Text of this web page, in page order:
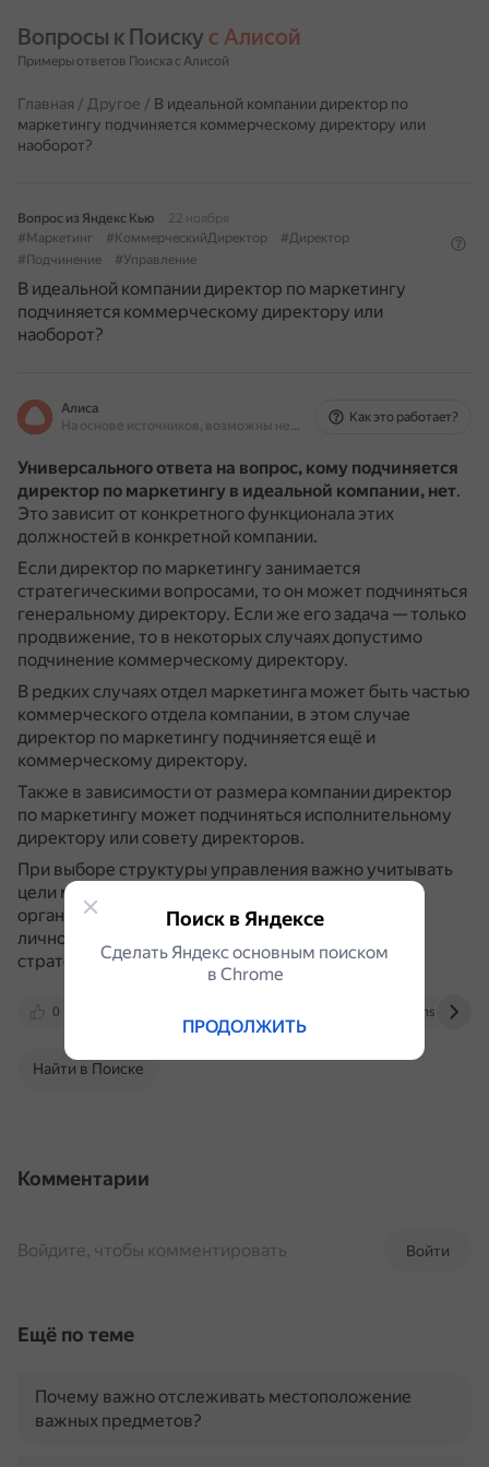
Вопросы к Поиску с Алисой
Примеры ответов Поиска с Алисой
Главная / Другое / В идеальной компании директор по
маркетингу подчиняется коммерческому директору или
наоборот?
Вопрос из Яндекс Кью
22 ноября
#Маркетинг
#КоммерческийДиректор
#Директор
#Подчинение
#Управление
В идеальной компании директор по маркетингу
подчиняется коммерческому директору или
наоборот?
Алиса
На основе источников, возможны неточности
Как это работает?
Универсального ответа на вопрос, кому подчиняется
директор по маркетингу в идеальной компании, нет.
Это зависит от конкретного функционала этих
должностей в конкретной компании.
Если директор по маркетингу занимается
стратегическими вопросами, то он может подчиняться
генеральному директору. Если же его задача — только
продвижение, то в некоторых случаях допустимо
подчинение коммерческому директору.
В редких случаях отдел маркетинга может быть частью
коммерческого отдела компании, в этом случае
директор по маркетингу подчиняется ещё и
коммерческому директору.
Также в зависимости от размера компании директор
по маркетингу может подчиняться исполнительному
директору или совету директоров.
При выборе структуры управления важно учитывать
цели маркетинга на предприятии, особенности
организационной и функциональной структуры,
личностные особенности топ-менеджмента,
стратегические планы компании и другое.
0 marketing.hse.ru
Найти в Поиске
Комментарии
Войти
Войдите, чтобы комментировать
Ещё по теме
Почему важно отслеживать местоположение
важных предметов?
Поиск в Яндексе
Сделать Яндекс основным поиском
в Сhrome
ПРОДОЛЖИТЬ